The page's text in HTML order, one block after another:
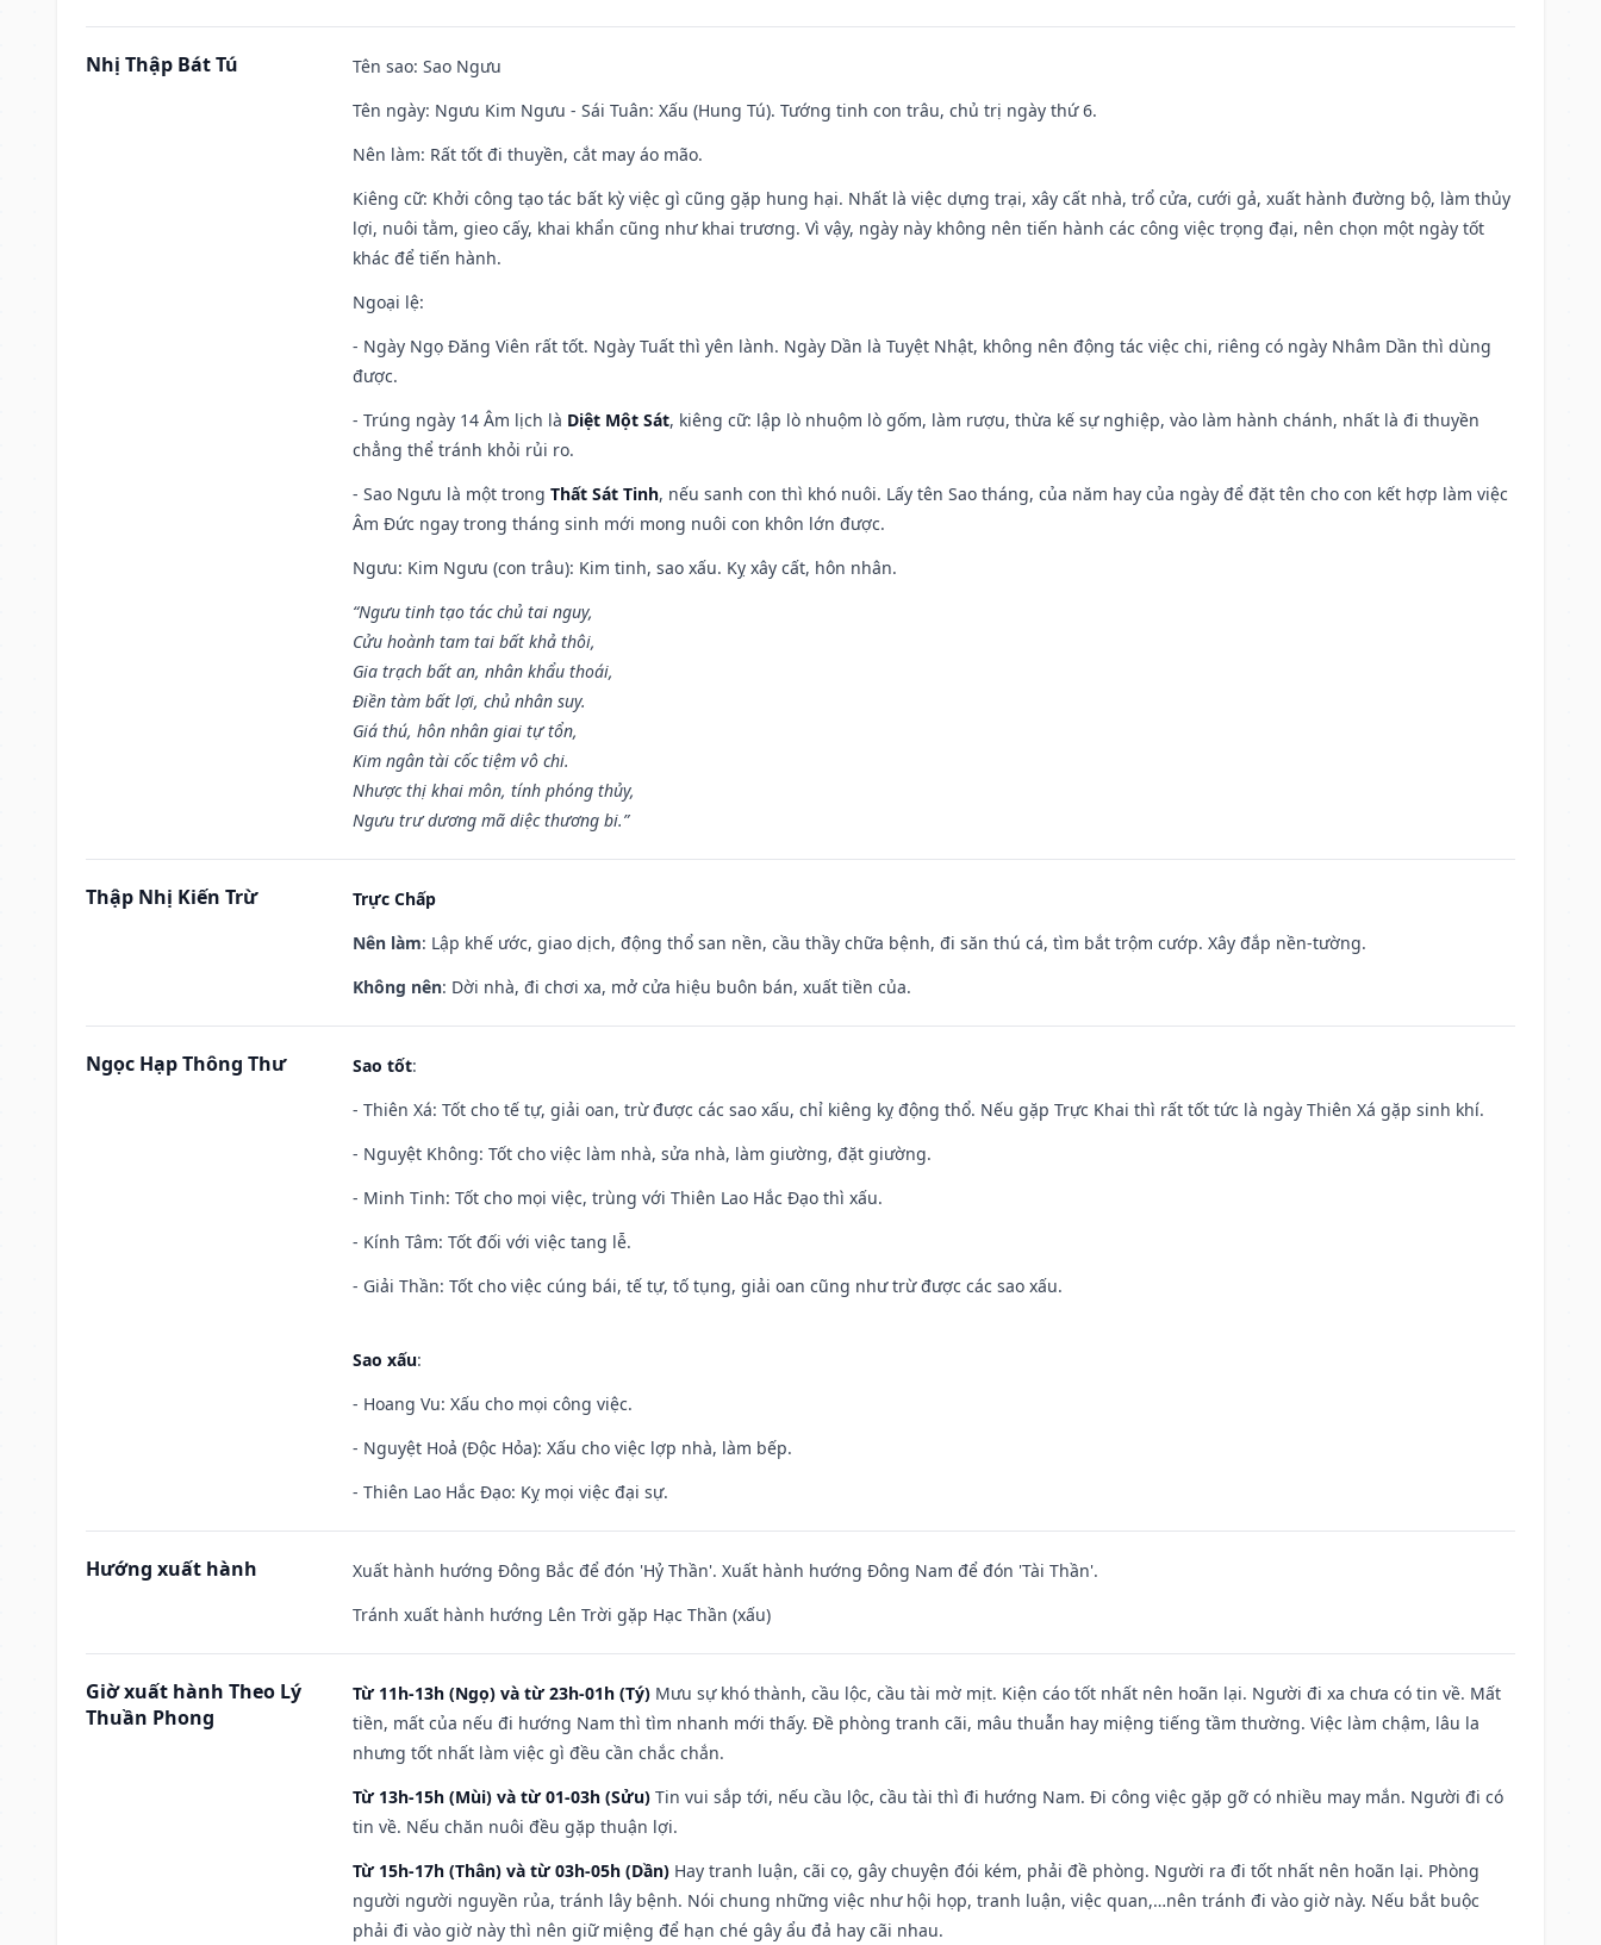
Nhị Thập Bát Tú Tên sao: Sao Ngưu
Tên ngày: Ngưu Kim Ngưu - Sái Tuân: Xấu (Hung Tú). Tướng tinh con trâu, chủ trị ngày thứ 6.
Nên làm: Rất tốt đi thuyền, cắt may áo mão.
Kiêng cữ: Khởi công tạo tác bất kỳ việc gì cũng gặp hung hại. Nhất là việc dựng trại, xây cất nhà, trổ cửa, cưới gả, xuất hành đường bộ, làm thủy
lợi, nuôi tằm, gieo cấy, khai khẩn cũng như khai trương. Vì vậy, ngày này không nên tiến hành các công việc trọng đại, nên chọn một ngày tốt
khác để tiến hành.
Ngoại lệ:
- Ngày Ngọ Đăng Viên rất tốt. Ngày Tuất thì yên lành. Ngày Dần là Tuyệt Nhật, không nên động tác việc chi, riêng có ngày Nhâm Dần thì dùng
được.
- Trúng ngày 14 Âm lịch là Diệt Một Sát, kiêng cữ: lập lò nhuộm lò gốm, làm rượu, thừa kế sự nghiệp, vào làm hành chánh, nhất là đi thuyền
chẳng thể tránh khỏi rủi ro.
- Sao Ngưu là một trong Thất Sát Tinh, nếu sanh con thì khó nuôi. Lấy tên Sao tháng, của năm hay của ngày để đặt tên cho con kết hợp làm việc
Âm Đức ngay trong tháng sinh mới mong nuôi con khôn lớn được.
Ngưu: Kim Ngưu (con trâu): Kim tinh, sao xấu. Kỵ xây cất, hôn nhân.
“Ngưu tinh tạo tác chủ tai nguy,
Cửu hoành tam tai bất khả thôi,
Gia trạch bất an, nhân khẩu thoái,
Điền tàm bất lợi, chủ nhân suy.
Giá thú, hôn nhân giai tự tổn,
Kim ngân tài cốc tiệm vô chi.
Nhược thị khai môn, tính phóng thủy,
Ngưu trư dương mã diệc thương bi.”
Thập Nhị Kiến Trừ
Trực Chấp
Nên làm: Lập khế ước, giao dịch, động thổ san nền, cầu thầy chữa bệnh, đi săn thú cá, tìm bắt trộm cướp. Xây đắp nền-tường.
Không nên: Dời nhà, đi chơi xa, mở cửa hiệu buôn bán, xuất tiền của.
Ngọc Hạp Thông Thư Sao tốt:
- Thiên Xá: Tốt cho tế tự, giải oan, trừ được các sao xấu, chỉ kiêng kỵ động thổ. Nếu gặp Trực Khai thì rất tốt tức là ngày Thiên Xá gặp sinh khí.
- Nguyệt Không: Tốt cho việc làm nhà, sửa nhà, làm giường, đặt giường.
- Minh Tinh: Tốt cho mọi việc, trùng với Thiên Lao Hắc Đạo thì xấu.
- Kính Tâm: Tốt đối với việc tang lễ.
- Giải Thần: Tốt cho việc cúng bái, tế tự, tố tụng, giải oan cũng như trừ được các sao xấu.
Sao xấu:
- Hoang Vu: Xấu cho mọi công việc.
- Nguyệt Hoả (Độc Hỏa): Xấu cho việc lợp nhà, làm bếp.
- Thiên Lao Hắc Đạo: Kỵ mọi việc đại sự.
Hướng xuất hành
Xuất hành hướng Đông Bắc để đón 'Hỷ Thần'. Xuất hành hướng Đông Nam để đón 'Tài Thần'.
Tránh xuất hành hướng Lên Trời gặp Hạc Thần (xấu)
Giờ xuất hành Theo Lý
Thuần Phong
Từ 11h-13h (Ngọ) và từ 23h-01h (Tý) Mưu sự khó thành, cầu lộc, cầu tài mờ mịt. Kiện cáo tốt nhất nên hoãn lại. Người đi xa chưa có tin về. Mất
tiền, mất của nếu đi hướng Nam thì tìm nhanh mới thấy. Đề phòng tranh cãi, mâu thuẫn hay miệng tiếng tầm thường. Việc làm chậm, lâu la
nhưng tốt nhất làm việc gì đều cần chắc chắn.
Từ 13h-15h (Mùi) và từ 01-03h (Sửu) Tin vui sắp tới, nếu cầu lộc, cầu tài thì đi hướng Nam. Đi công việc gặp gỡ có nhiều may mắn. Người đi có
tin về. Nếu chăn nuôi đều gặp thuận lợi.
Từ 15h-17h (Thân) và từ 03h-05h (Dần) Hay tranh luận, cãi cọ, gây chuyện đói kém, phải đề phòng. Người ra đi tốt nhất nên hoãn lại. Phòng
người người nguyền rủa, tránh lây bệnh. Nói chung những việc như hội họp, tranh luận, việc quan,…nên tránh đi vào giờ này. Nếu bắt buộc
phải đi vào giờ này thì nên giữ miệng để hạn ché gây ẩu đả hay cãi nhau.